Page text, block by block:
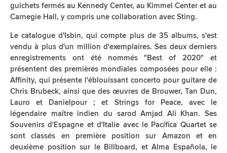
guichets fermés au Kennedy Center, au Kimmel Center et au
Carnegie Hall, y compris une collaboration avec Sting.
Le catalogue d'Isbin, qui compte plus de 35 albums, s'est
vendu à plus d'un million d'exemplaires. Ses deux derniers
enregistrements ont été nommés "Best of 2020" et
présentent des premières mondiales composées pour elle :
Affinity, qui présente l'éblouissant concerto pour guitare de
Chris Brubeck, ainsi que des œuvres de Brouwer, Tan Dun,
Lauro et Danielpour ; et Strings for Peace, avec le
légendaire maître indien du sarod Amjad Ali Khan. Ses
Souvenirs d'Espagne et d'Italie avec le Pacifica Quartet se
sont classés en première position sur Amazon et en
deuxième position sur le Billboard, et Alma Española, le